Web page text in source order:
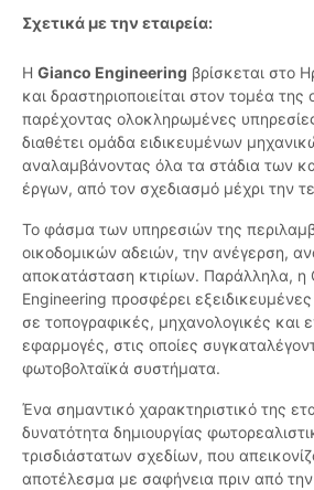
Σχετικά με την εταιρεία:
Η Gianco Engineering βρίσκεται στο
και δραστηριοποιείται στον τομέα της
παρέχοντας ολοκληρωμένες
διαθέτει ομάδα ειδικευμένων
αναλαμβάνοντας όλα τα στάδια των
έργων, από τον σχεδιασμό μέχρι την
Το φάσμα των υπηρεσιών της
οικοδομικών αδειών, την ανέγερση,
αποκατάσταση κτιρίων. Παράλληλα, η
Engineering προσφέρει εξειδικευμένες
σε τοπογραφικές, μηχανολογικές και
εφαρμογές, στις οποίες
φωτοβολταϊκά συστήματα.
Ένα σημαντικό χαρακτηριστικό της
δυνατότητα δημιουργίας
τρισδιάστατων σχεδίων, που
αποτέλεσμα με σαφήνεια πριν από